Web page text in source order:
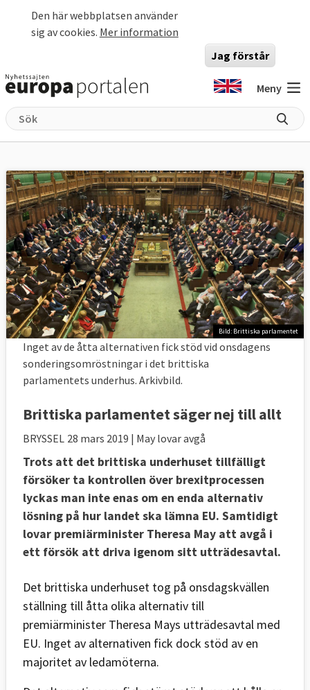
Den här webbplatsen använder
sig av cookies. Mer information
Jag förstår
Meny
Bild: Brittiska parlamentet
Inget av de åtta alternativen fick stöd vid onsdagens
sonderingsomröstningar i det brittiska
parlamentets underhus. Arkivbild.
Brittiska parlamentet säger nej till allt
BRYSSEL 28 mars 2019 | May lovar avgå
Trots att det brittiska underhuset tillfälligt
försöker ta kontrollen över brexitprocessen
lyckas man inte enas om en enda alternativ
lösning på hur landet ska lämna EU. Samtidigt
lovar premiärminister Theresa May att avgå i
ett försök att driva igenom sitt utträdesavtal.
Det brittiska underhuset tog på onsdagskvällen
ställning till åtta olika alternativ till
premiärminister Theresa Mays utträdesavtal med
EU. Inget av alternativen fick dock stöd av en
majoritet av ledamöterna.